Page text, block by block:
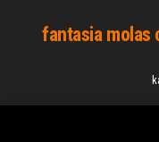
fantasia molas